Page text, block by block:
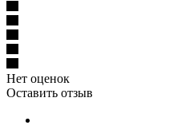
Нет оценок
Оставить отзыв